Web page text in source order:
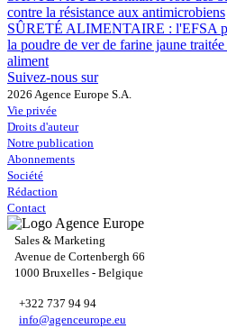
contre la résistance aux antimicrobiens
SÛRETÉ ALIMENTAIRE : l'EFSA
la poudre de ver de farine jaune
aliment
Suivez-nous sur
2026 Agence Europe S.A.
Vie privée
Droits d'auteur
Notre publication
Abonnements
Société
Rédaction
Contact
Sales & Marketing
Avenue de Cortenbergh 66
1000 Bruxelles - Belgique
+322 737 94 94
info@agenceurope.eu